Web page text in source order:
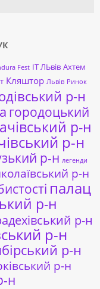
Fest ІТ ЛЬвів Ахтем
Кляштор Львів Ринок
р-н
городоцький
р-н
р-н
р-н легенди
р-н
палац
р-н
р-н
р-н
р-н
р-н
н